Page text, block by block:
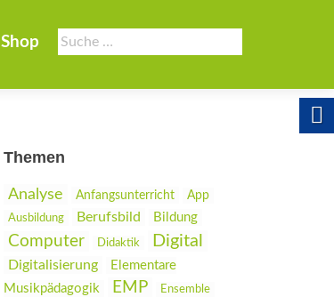
Suche
nach:
Shop
Themen
Analyse Anfangsunterricht
App
Ausbildung
Berufsbild Bildung
Computer Didaktik Digital
Digitalisierung
Elementare
Musikpädagogik
EMP Ensemble